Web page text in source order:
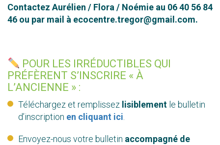
Contactez Aurélien / Flora / Noémie au ​06 40 56 84
46 ou par mail à ecocentre.tregor@gmail.com.
POUR LES IRRÉDUCTIBLES QUI
PRÉFÈRENT S’INSCRIRE « À
L’ANCIENNE » :
Téléchargez et remplissez lisiblement le bulletin
d’inscription en cliquant ici
Envoyez-nous votre bulletin accompagné de